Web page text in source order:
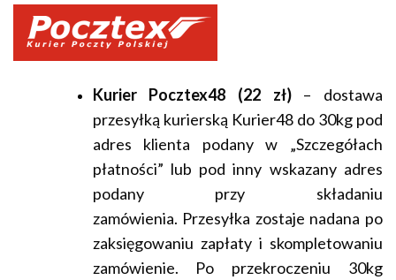
Kurier Pocztex48 (22 zł)– dostawa
przesyłką kurierską Kurier48 do 30kg pod
adres klienta podany w „Szczegółach
płatności” lub pod inny wskazany adres
podany przy składaniu
zamówienia. Przesyłka zostaje nadana po
zaksięgowaniu zapłaty i skompletowaniu
zamówienie. Po przekroczeniu 30kg